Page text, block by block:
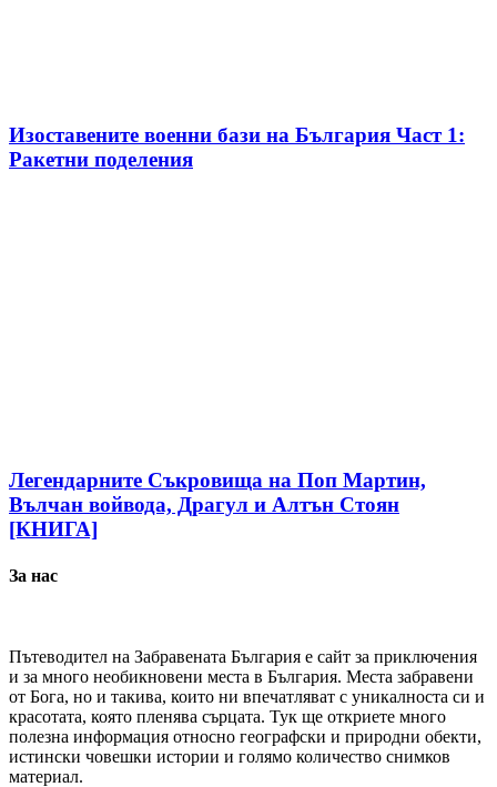
Изоставените военни бази на България Част 1:
Ракетни поделения
Легендарните Съкровища на Поп Мартин,
Вълчан войвода, Драгул и Алтън Стоян
[КНИГА]
За нас
Пътеводител на Забравената България е сайт за приключения
и за много необикновени места в България. Места забравени
от Бога, но и такива, които ни впечатляват с уникалноста си и
красотата, която пленява сърцата. Тук ще откриете много
полезна информация относно географски и природни обекти,
истински човешки истории и голямо количество снимков
материал.